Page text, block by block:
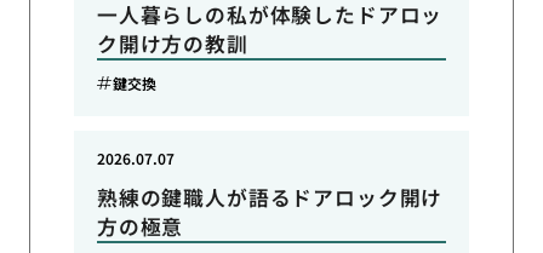
一人暮らしの私が体験したドアロッ
ク開け方の教訓
鍵交換
熟練の鍵職人が語るドアロック開け
方の極意
2026.07.07